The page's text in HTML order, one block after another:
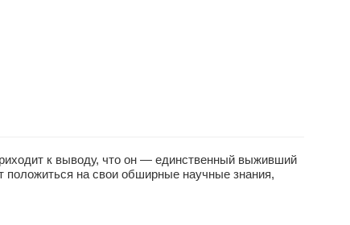
к выводу, что он — единственный выживший
положиться на свои обширные научные знания,